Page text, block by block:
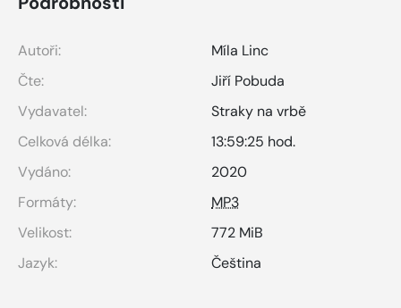
Autoři:
Míla Linc
Čte:
Jiří Pobuda
Vydavatel:
Straky na vrbě
Celková délka:
13:59:25 hod.
Vydáno:
2020
Formáty:
MP3
Velikost:
772 MiB
Jazyk:
Čeština